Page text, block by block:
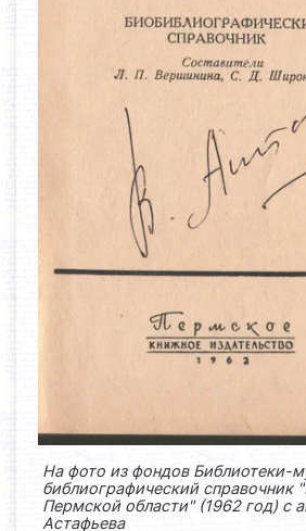
На фото из фондов Библиотеки-
библиографический справочник
Пермской области" (1962 год) с
Астафьева